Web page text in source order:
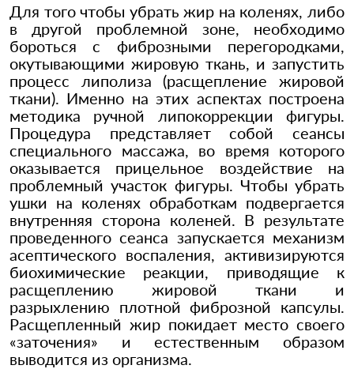
Для того чтобы убрать жир на коленях, либо
в другой проблемной зоне, необходимо
бороться с фиброзными перегородками,
окутывающими жировую ткань, и запустить
процесс липолиза (расщепление жировой
ткани). Именно на этих аспектах построена
методика ручной липокоррекции фигуры.
Процедура представляет собой сеансы
специального массажа, во время которого
оказывается прицельное воздействие на
проблемный участок фигуры. Чтобы убрать
ушки на коленях обработкам подвергается
внутренняя сторона коленей. В результате
проведенного сеанса запускается механизм
асептического воспаления, активизируются
биохимические реакции, приводящие к
расщеплению жировой ткани и
разрыхлению плотной фиброзной капсулы.
Расщепленный жир покидает место своего
«заточения» и естественным образом
выводится из организма.